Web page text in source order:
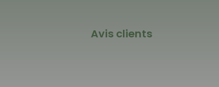
Avis clients